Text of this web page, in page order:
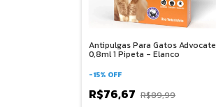
Antipulgas Para Gatos Advocate
0,8ml 1 Pipeta - Elanco
-15% OFF
R$76,67 R$89,99